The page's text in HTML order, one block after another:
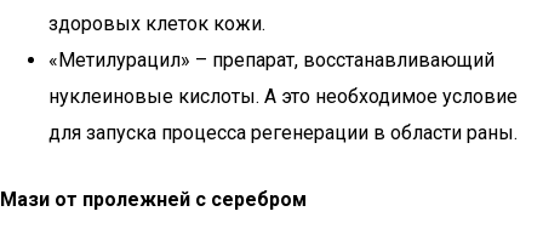
здоровых клеток кожи.
«Метилурацил» – препарат, восстанавливающий
нуклеиновые кислоты. А это необходимое условие
для запуска процесса регенерации в области раны.
Мази от пролежней с серебром